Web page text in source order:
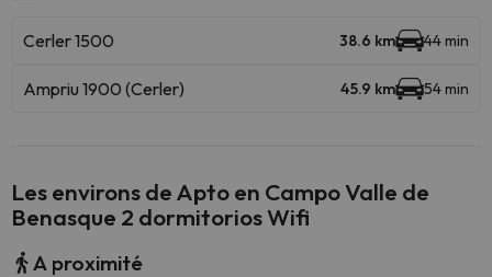
Cerler 1500 38.6 km 44 min
Ampriu 1900 (Cerler) 45.9 km 54 min
Les environs de Apto en Campo Valle de
Benasque 2 dormitorios Wifi
A proximité